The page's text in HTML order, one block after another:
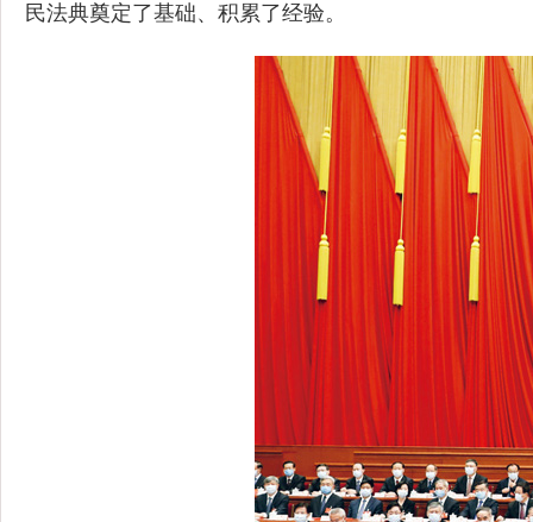
民法典奠定了基础、积累了经验。